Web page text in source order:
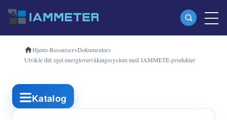
Produkter
Trefase Wi-Fi energimåler (WEM3080T)
Hjem>Ressurser>Dokumenter>
Utvikle ditt eget energiovervåkingssystem med IAMMETE-produkter
Katalog